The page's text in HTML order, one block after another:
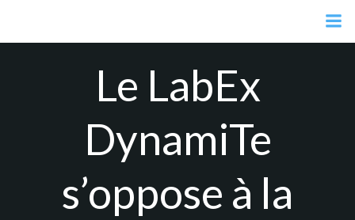
contenu
Le LabEx
DynamiTe
s’oppose à la